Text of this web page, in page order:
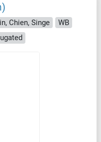
Chien, Singe
WB